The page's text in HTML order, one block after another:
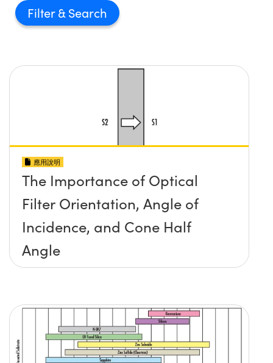
Filter
應用說明
The Importance of Optical
Filter Orientation, Angle of
Incidence, and Cone Half
Angle